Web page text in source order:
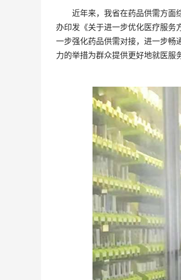
近年来，我省在药品供需方面综
办印发《关于进一步优化医疗服务
一步强化药品供需对接，进一步畅
力的举措为群众提供更好地就医服